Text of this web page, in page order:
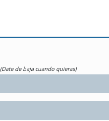
(Date de baja cuando quieras)